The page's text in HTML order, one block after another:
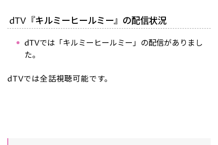
dTV『キルミーヒールミー』の配信状況
dTVでは「キルミーヒールミー」の配信がありまし
た。
dTVでは全話視聴可能です。